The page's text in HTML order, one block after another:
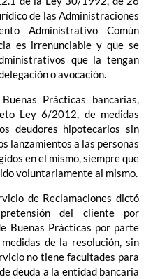
de las Administraciones
Administrativo Común
es irrenunciable y que se
que la tengan
o avocación.
Prácticas bancarias,
Ley 6/2012, de medidas
deudores hipotecarios sin
lanzamientos a las personas
en el mismo, siempre que
voluntariamenteal mismo.
de Reclamaciones dictó
del cliente por
Buenas Prácticas por parte
de la resolución, sin
no tiene facultades para
deuda a la entidad bancaria